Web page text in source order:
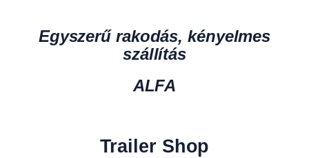
Egyszerű rakodás, kényelmes
szállítás
ALFA
Trailer Shop